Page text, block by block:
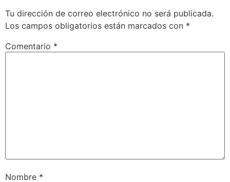
Tu dirección de correo electrónico no será publicada.
Los campos obligatorios están marcados con *
Comentario *
Nombre *